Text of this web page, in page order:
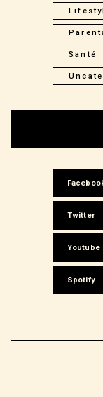
Santé
Twitter
Youtube
Spotify